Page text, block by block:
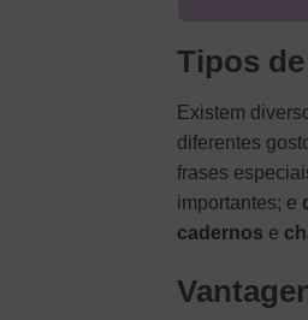
Tipos
Existem
diferentes
frases
importantes; e
cadernos e